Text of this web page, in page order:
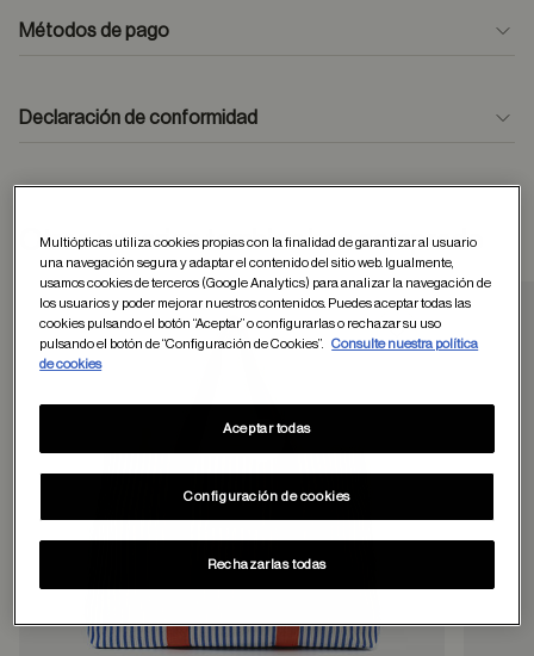
Métodos de pago
Declaración de conformidad
Otros usuarios tambien han comprado
Guardar en
Multiópticas utiliza cookies propias con la finalidad de garantizar al usuario
una navegación segura y adaptar el contenido del sitio web. Igualmente,
usamos cookies de terceros (Google Analytics) para analizar la navegación de
los usuarios y poder mejorar nuestros contenidos. Puedes aceptar todas las
cookies pulsando el botón “Aceptar” o configurarlas o rechazar su uso
pulsando el botón de “Configuración de Cookies”.
Consulte nuestra política
de cookies
Configuración de cookies
Rechazarlas todas
Aceptar todas